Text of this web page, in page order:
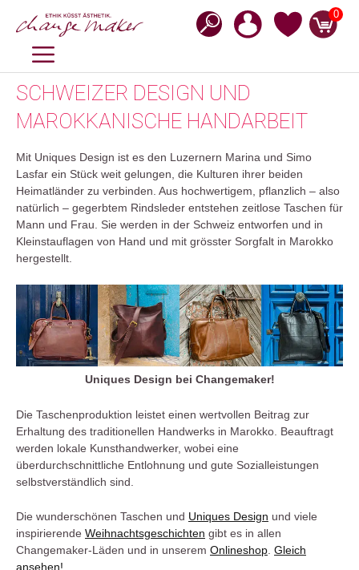
Inhalt
0
MENÜ
SCHWEIZER DESIGN UND
MAROKKANISCHE HANDARBEIT
Mit Uniques Design ist es den Luzernern Marina und Simo
Lasfar ein Stück weit gelungen, die Kulturen ihrer beiden
Heimatländer zu verbinden. Aus hochwertigem, pflanzlich – also
natürlich – gegerbtem Rindsleder entstehen zeitlose Taschen für
Mann und Frau. Sie werden in der Schweiz entworfen und in
Kleinstauflagen von Hand und mit grösster Sorgfalt in Marokko
hergestellt.
Uniques Design bei Changemaker!
Die Taschenproduktion leistet einen wertvollen Beitrag zur
Erhaltung des traditionellen Handwerks in Marokko. Beauftragt
werden lokale Kunsthandwerker, wobei eine
überdurchschnittliche Entlohnung und gute Sozialleistungen
selbstverständlich sind.
Die wunderschönen Taschen und Uniques Design und viele
inspirierende Weihnachtsgeschichten gibt es in allen
Changemaker-Läden und in unserem Onlineshop Gleich
ansehen!